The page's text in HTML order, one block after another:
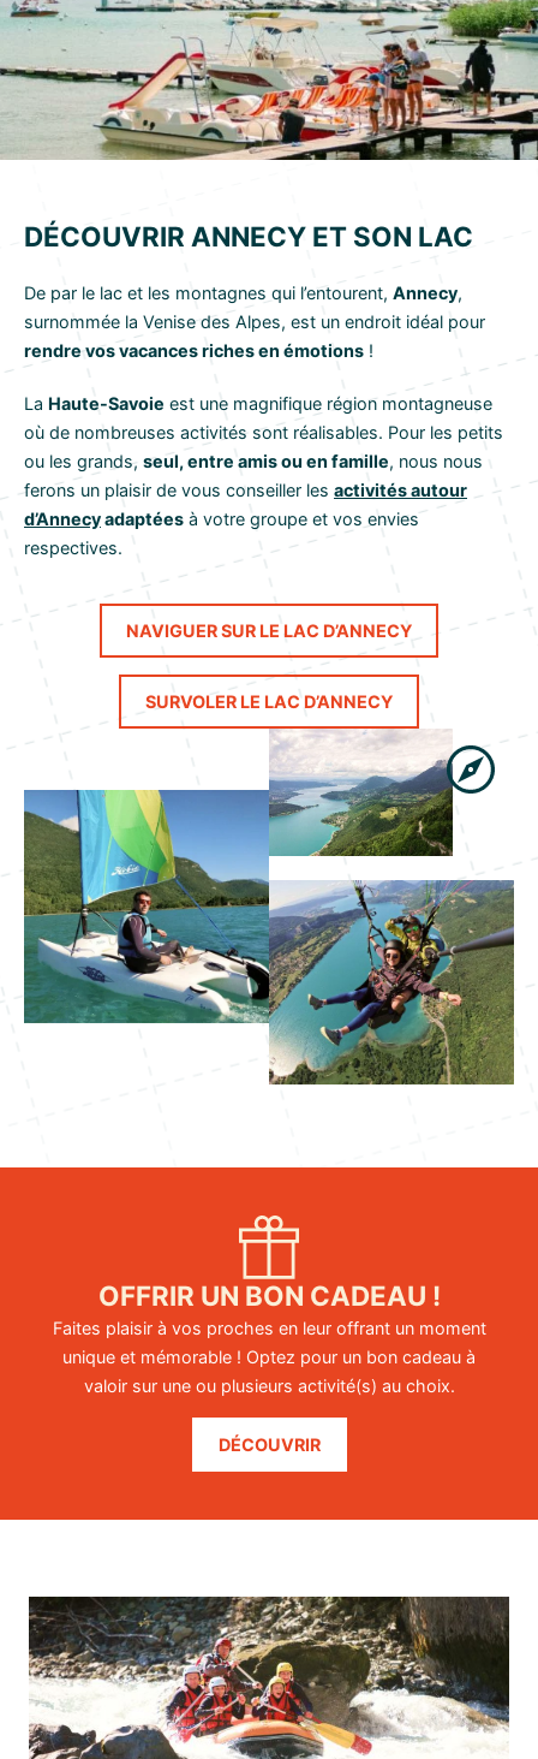
DÉCOUVRIR ANNECY ET SON LAC
De par le lac et les montagnes qui l’entourent, Annecy,
surnommée la Venise des Alpes, est un endroit idéal pour
rendre vos vacances riches en émotions !
La Haute-Savoie est une magnifique région montagneuse
où de nombreuses activités sont réalisables. Pour les petits
ou les grands, seul, entre amis ou en famille, nous nous
ferons un plaisir de vous conseiller les activités autour
d’Annecyadaptées à votre groupe et vos envies
respectives.
NAVIGUER SUR LE LAC D’ANNECY
SURVOLER LE LAC D’ANNECY
OFFRIR UN BON CADEAU !
Faites plaisir à vos proches en leur offrant un moment
unique et mémorable ! Optez pour un bon cadeau à
valoir sur une ou plusieurs activité(s) au choix.
DÉCOUVRIR